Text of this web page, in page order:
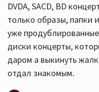
DVDA, SACD, BD
только образы,
уже
диски концерты,
даром а выкинуть
отдал знакомым.